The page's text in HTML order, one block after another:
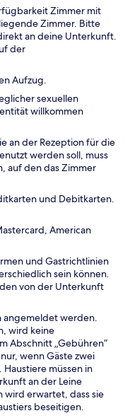
Zimmer mit
Zimmer. Bitte
an deine Unterkunft.
der
Aufzug.
sexuellen
willkommen
an der Rezeption für die
werden soll, muss
auf den das Zimmer
und Debitkarten.
American
und Gastrichtlinien
sein können.
von der Unterkunft
angemeldet werden.
wird keine
Abschnitt „Gebühren“
wenn Gäste zwei
müssen in
an der Leine
erwartet, dass sie
beseitigen.